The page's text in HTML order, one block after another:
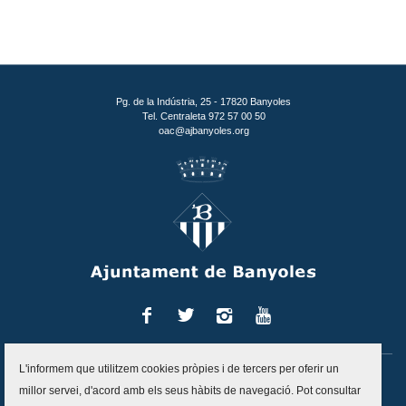
Pg. de la Indústria, 25 - 17820 Banyoles
Tel. Centraleta 972 57 00 50
oac@ajbanyoles.org
Facebook
Twitter Instagram
Inici Contacte Accessibilitat Mapa del lloc
Avís legal
Política de protecció de dades
Politica de cookies
L'informem que utilitzem cookies pròpies i de tercers per oferir un
millor servei, d'acord amb els seus hàbits de navegació. Pot consultar